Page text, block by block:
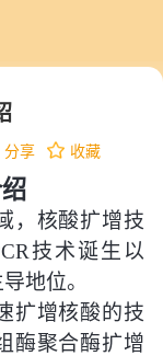
分享 收藏
，核酸扩增技
技术诞生以
地位。
扩增核酸的技
酶聚合酶扩增